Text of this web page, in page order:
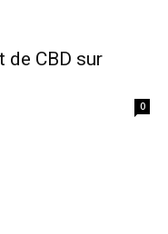
de CBD sur
0